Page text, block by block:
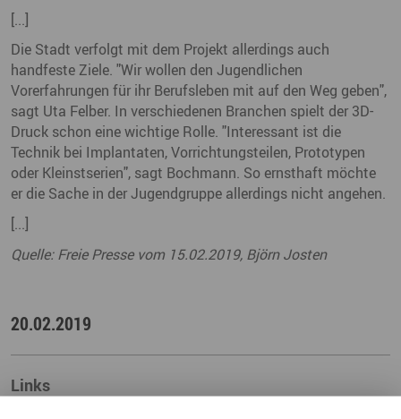
[...]
Die Stadt verfolgt mit dem Projekt allerdings auch
handfeste Ziele. "Wir wollen den Jugendlichen
Vorerfahrungen für ihr Berufsleben mit auf den Weg geben",
sagt Uta Felber. In verschiedenen Branchen spielt der 3D-
Druck schon eine wichtige Rolle. "Interessant ist die
Technik bei Implantaten, Vorrichtungsteilen, Prototypen
oder Kleinstserien", sagt Bochmann. So ernsthaft möchte
er die Sache in der Jugendgruppe allerdings nicht angehen.
[...]
Quelle: Freie Presse vom 15.02.2019, Björn Josten
20.02.2019
Links